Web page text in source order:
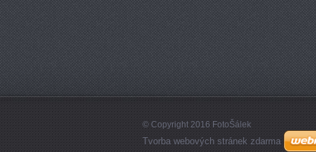
© Copyright 2016 FotoŠálek
Tvorba webových stránek zdarma